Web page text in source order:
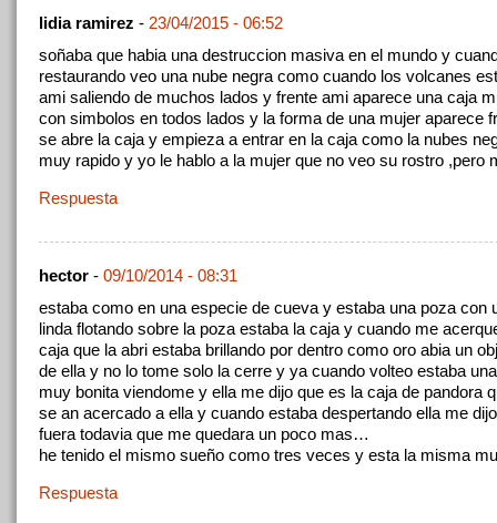
lidia ramirez - 23/04/2015 - 06:52
soñaba que habia una destruccion masiva en el mundo y
restaurando veo una nube negra como cuando los volcanes
ami saliendo de muchos lados y frente ami aparece una caja
con simbolos en todos lados y la forma de una mujer aparece
se abre la caja y empieza a entrar en la caja como la nubes
muy rapido y yo le hablo a la mujer que no veo su rostro ,pero
Respuesta
hector - 09/10/2014 - 08:31
estaba como en una especie de cueva y estaba una poza con
linda flotando sobre la poza estaba la caja y cuando me
caja que la abri estaba brillando por dentro como oro abia un
de ella y no lo tome solo la cerre y ya cuando volteo estaba
muy bonita viendome y ella me dijo que es la caja de pandora
se an acercado a ella y cuando estaba despertando ella me
fuera todavia que me quedara un poco mas…
he tenido el mismo sueño como tres veces y esta la misma
Respuesta